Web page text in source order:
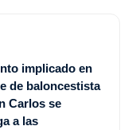
implicado en
de baloncestista
Carlos se
a las